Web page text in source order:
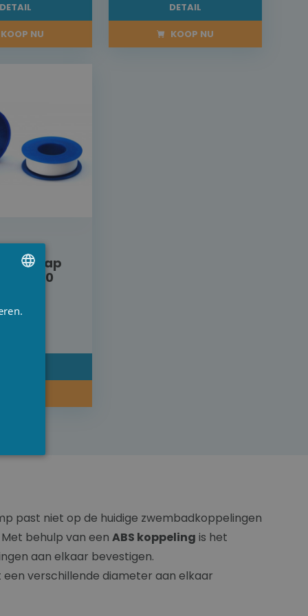
DETAIL
KOOP NU
DETAIL
KOOP NU
wit 10
past niet op de huidige zwembadkoppelingen
behulp van een ABS koppeling is het
aan elkaar bevestigen.
verschillende diameter aan elkaar